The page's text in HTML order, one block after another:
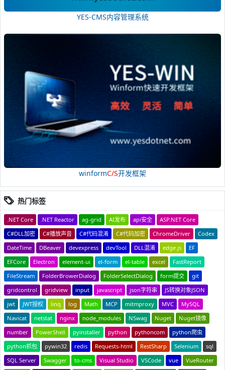
YES-CMS内容管理系统
winformC/S开发框架
热门标签
.NET Core .NET Reactor ag-grid AI发布 api安全
ASP.NET Core
C#DLL加密
C#播放声音 C#代码混淆 C#代码加密 ChromeDriver
Codex
DateTime
DBeaver devexpress devTool DLL混淆 edge.js
EF
EFCore
Electron element-ui el-form el-table excel
FastReport
FileStream
FolderBrowerDialog FolderSelectDialog form提交
git
gridcontrol
gridview input javascript json字符串
JS转换对象JSON
jwt
JWT授权 linq log Math MCP mitmproxy MVC
MySQL
Navicat
netstat nginx node_modules NSwag Nuget
Nuget镜像
number
PowerShell pyinstaller python pythoncom
python爬虫
python抓包
pywin32 redis Requests-html RestSharp Selenium
sql
SQL Server
Swagger to-cms Visual Studio VSCode vue
VueRouter